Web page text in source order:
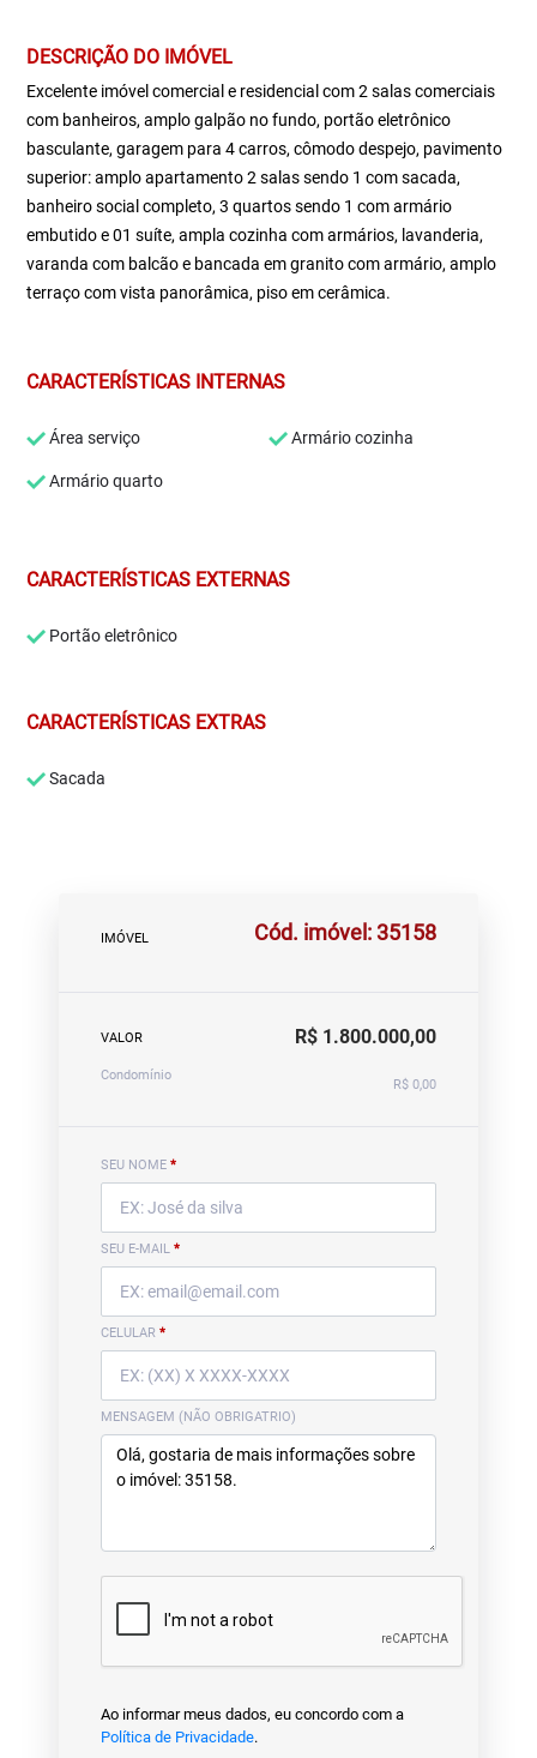
DESCRIÇÃO DO IMÓVEL
Excelente imóvel comercial e residencial com 2 salas comerciais
com banheiros, amplo galpão no fundo, portão eletrônico
basculante, garagem para 4 carros, cômodo despejo, pavimento
superior: amplo apartamento 2 salas sendo 1 com sacada,
banheiro social completo, 3 quartos sendo 1 com armário
embutido e 01 suíte, ampla cozinha com armários, lavanderia,
varanda com balcão e bancada em granito com armário, amplo
terraço com vista panorâmica, piso em cerâmica.
CARACTERÍSTICAS INTERNAS
Área serviço Armário cozinha
Armário quarto
CARACTERÍSTICAS EXTERNAS
Portão eletrônico
CARACTERÍSTICAS EXTRAS
Sacada
IMÓVEL Cód. imóvel: 35158
VALOR R$ 1.800.000,00
Condomínio
R$ 0,00
SEU NOME *
SEU E-MAIL *
CELULAR *
MENSAGEM (NÃO OBRIGATRIO)
Ao informar meus dados, eu concordo com a
Política de Privacidade.